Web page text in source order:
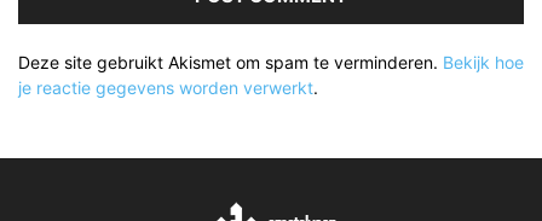
Deze site gebruikt Akismet om spam te verminderen. Bekijk hoe
je reactie gegevens worden verwerkt.